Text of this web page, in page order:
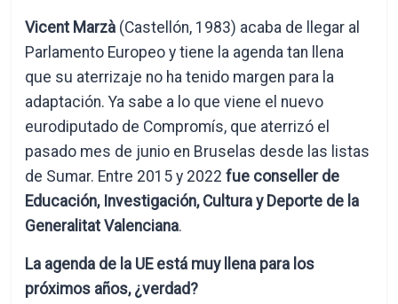
Vicent Marzà (Castellón, 1983) acaba de llegar al
Parlamento Europeo y tiene la agenda tan llena
que su aterrizaje no ha tenido margen para la
adaptación. Ya sabe a lo que viene el nuevo
eurodiputado de Compromís, que aterrizó el
pasado mes de junio en Bruselas desde las listas
de Sumar. Entre 2015 y 2022 fue conseller de
Educación, Investigación, Cultura y Deporte de la
Generalitat Valenciana.
La agenda de la UE está muy llena para los
próximos años, ¿verdad?